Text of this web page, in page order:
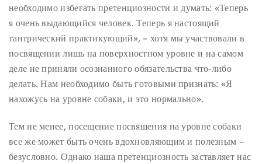
необходимо избегать претенциозности и думать: «Теперь
я очень выдающийся человек. Теперь я настоящий
тантрический практикующий», – хотя мы участвовали в
посвящении лишь на поверхностном уровне и на самом
деле не приняли осознанного обязательства что-либо
делать. Нам необходимо быть готовыми признать: «Я
нахожусь на уровне собаки, и это нормально».
Тем не менее, посещение посвящения на уровне собаки
все же может быть очень вдохновляющим и полезным –
безусловно. Однако наша претенциозность заставляет нас